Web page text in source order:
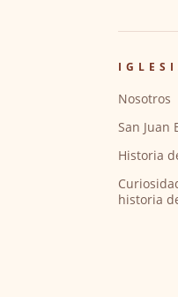
Nosotros
San Juan
Historia
historia